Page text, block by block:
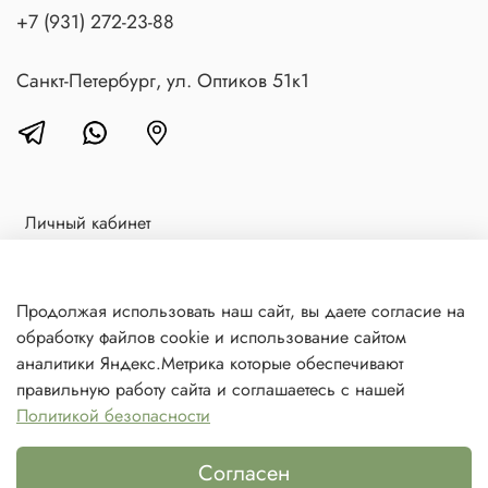
Личный кабинет
Блог
Контакты
Политика в отношении обработки персональных данных
+7 (931) 272-23-88
Санкт-Петербург, ул. Оптиков 51к1
Продолжая использовать наш сайт, вы даете согласие на
обработку файлов cookie и использование сайтом
аналитики Яндекс.Метрика которые обеспечивают
правильную работу сайта и соглашаетесь с нашей
Политикой безопасности
Согласен